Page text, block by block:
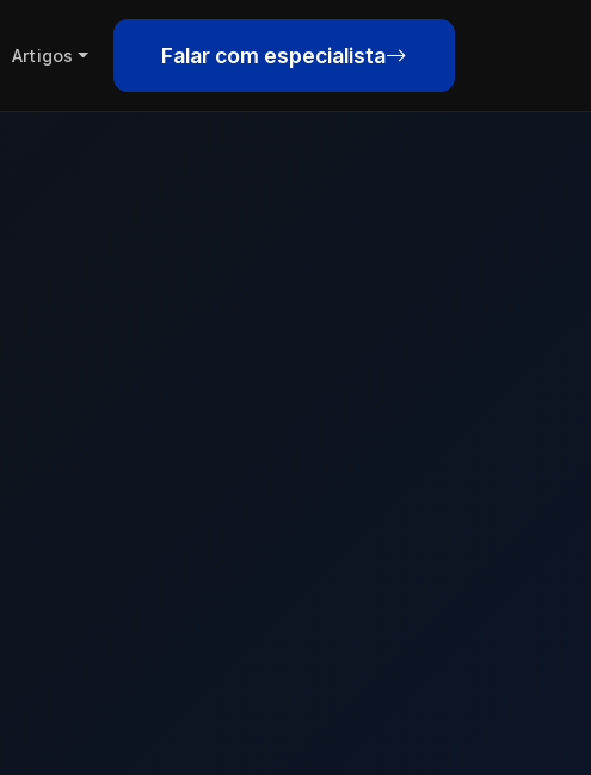
Artigos Falar com especialista